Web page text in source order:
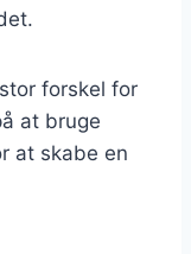
forskel for
at bruge
at skabe en